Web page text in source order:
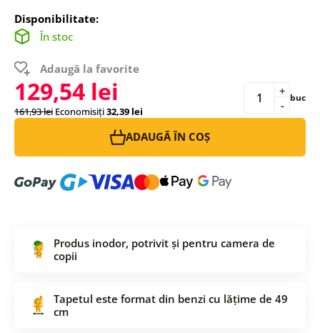
Disponibilitate:
În stoc
Adaugă la favorite
129,54 lei
161,93 lei Economisiți32,39 lei -
+ buc
ADAUGĂ ÎN COȘ
Produs inodor, potrivit și pentru camera de
copii
Tapetul este format din benzi cu lățime de 49
cm